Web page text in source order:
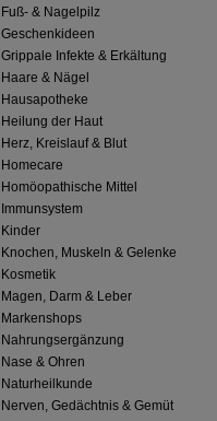
Fuß- & Nagelpilz
Geschenkideen
Grippale Infekte & Erkältung
Haare & Nägel
Hausapotheke
Heilung der Haut
Herz, Kreislauf & Blut
Homecare
Homöopathische Mittel
Immunsystem
Kinder
Knochen, Muskeln & Gelenke
Kosmetik
Magen, Darm & Leber
Markenshops
Nahrungsergänzung
Nase & Ohren
Naturheilkunde
Nerven, Gedächtnis & Gemüt